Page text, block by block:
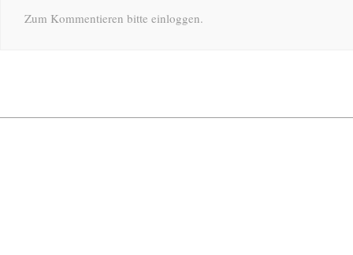
Zum Kommentieren bitte einloggen.